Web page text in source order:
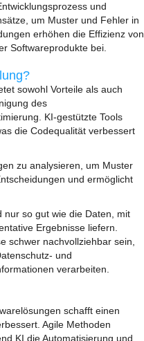
und
um Muster und Fehler in
erhöhen die Effizienz von
Softwareprodukte bei.
sowohl Vorteile als auch
des
KI-gestützte Tools
die Codequalität verbessert
zu analysieren, um Muster
und ermöglicht
nur so gut wie die Daten, mit
Ergebnisse liefern.
schwer nachvollziehbar sein,
und
verarbeiten.
schafft einen
Agile Methoden
KI die Automatisierung und